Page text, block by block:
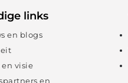
links
en blogs
en visie
en